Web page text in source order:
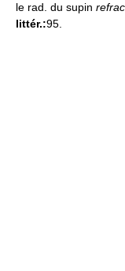
le rad. du supin
littér.:95.